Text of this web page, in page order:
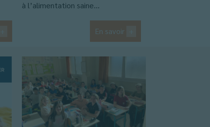
à l’alimentation saine...
En savoir